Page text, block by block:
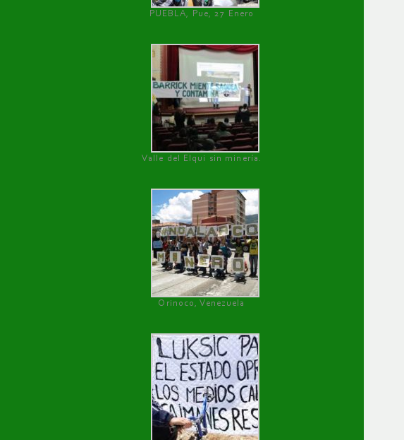
PUEBLA, Pue, 27 Enero
Valle del Elqui sin minería.
Orinoco, Venezuela